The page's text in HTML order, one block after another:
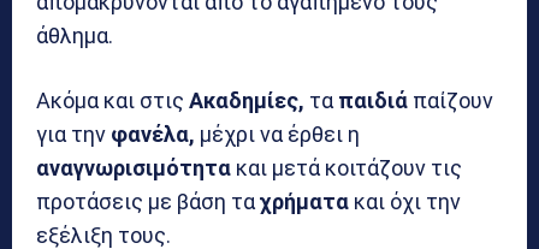
άθλημα.
Ακόμα και στις Ακαδημίες, τα παιδιά παίζουν
για την φανέλα, μέχρι να έρθει η
αναγνωρισιμότητα και μετά κοιτάζουν τις
προτάσεις με βάση ταχρήματα και όχι την
εξέλιξη τους.